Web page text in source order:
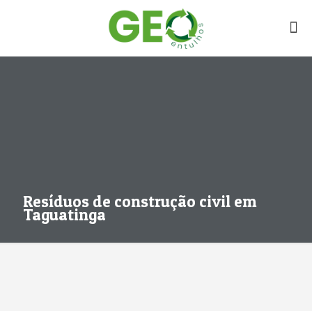
Resíduos de construção civil em
Taguatinga